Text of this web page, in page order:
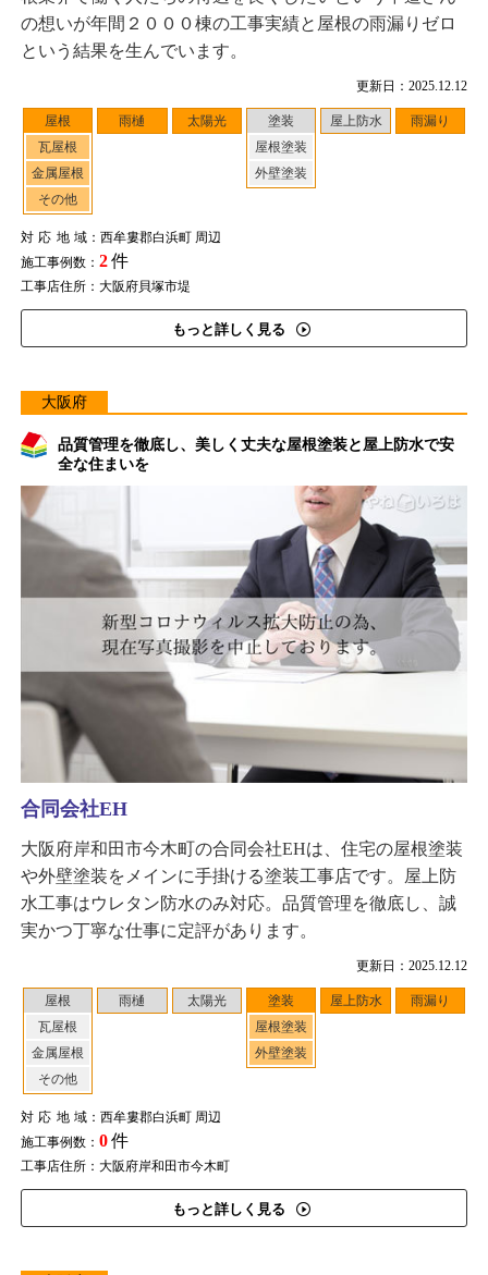
更新日：2025.12.12
屋根
瓦屋根
金属屋根
その他
雨樋 太陽光
塗装
屋根塗装
外壁塗装
屋上防水 雨漏り
対応地域：西牟婁郡白浜町 周辺
施工事例数： 2件
工事店住所：大阪府貝塚市堤
もっと詳しく見る
の想いが年間２０００棟の工事実績と屋根の雨漏りゼロ
という結果を生んでいます。
大阪府
品質管理を徹底し、美しく丈夫な屋根塗装と屋上防水で安
全な住まいを
更新日：2025.12.12
屋根
瓦屋根
金属屋根
その他
雨樋 太陽光
塗装
屋根塗装
外壁塗装
屋上防水 雨漏り
対応地域：西牟婁郡白浜町 周辺
施工事例数： 0件
工事店住所：大阪府岸和田市今木町
もっと詳しく見る
合同会社EH
大阪府岸和田市今木町の合同会社EHは、住宅の屋根塗装
や外壁塗装をメインに手掛ける塗装工事店です。屋上防
水工事はウレタン防水のみ対応。品質管理を徹底し、誠
実かつ丁寧な仕事に定評があります。